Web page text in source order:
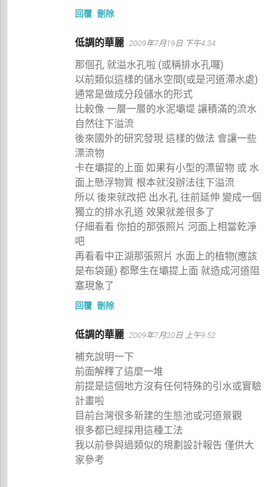
回覆 刪除
低調的華麗 2009年7月19日 下午4:34
那個孔 就溢水孔啦 (或稱排水孔囉)
以前類似這樣的儲水空間(或是河道滯水處)
通常是做成分段儲水的形式
比較像 一層一層的水泥壩堤 讓積滿的流水
自然往下溢流
後來國外的研究發現 這樣的做法 會讓一些
漂流物
卡在壩提的上面 如果有小型的漂留物 或 水
面上懸浮物質 根本就沒辦法往下溢流
所以 後來就改把 出水孔 往前延伸 變成一個
獨立的排水孔道 效果就差很多了
仔細看看 你拍的那張照片 河面上相當乾淨
吧
再看看中正湖那張照片 水面上的植物(應該
是布袋蓮) 都聚生在壩提上面 就造成河道阻
塞現象了
回覆 刪除
低調的華麗 2009年7月20日 上午9:52
補充說明一下
前面解釋了這麼一堆
前提是這個地方沒有任何特殊的引水或實驗
計畫啦
目前台灣很多新建的生態池或河道景觀
很多都已經採用這種工法
我以前參與過類似的規劃設計報告 僅供大
家參考